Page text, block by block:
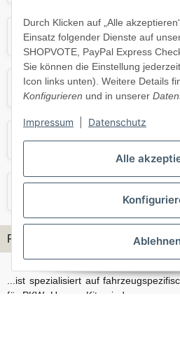
Alle
Durch Klicken auf „Alle
Einsatz folgender Dienste auf
SHOPVOTE, PayPal Express
Sie können die Einstellung
Icon links unten). Weitere Details
Konfigurieren und in unserer
Impressum Datenschutz
Mercedes
Opel
Skoda
Flex-Hydraulik...
...ist spezialisiert auf
für PKW. Unsere Kits sind passgenau